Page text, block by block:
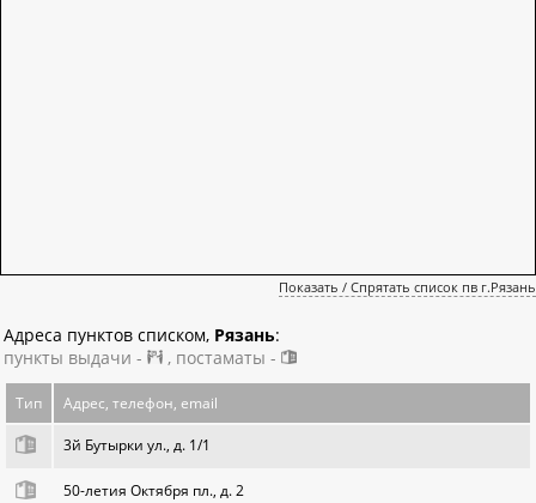
Показать / Спрятать список пв г.Рязань
Адреса пунктов списком, Рязань:
пункты выдачи -
, постаматы -
Тип Адрес, телефон, email
3й Бутырки ул., д. 1/1
50-летия Октября пл., д. 2